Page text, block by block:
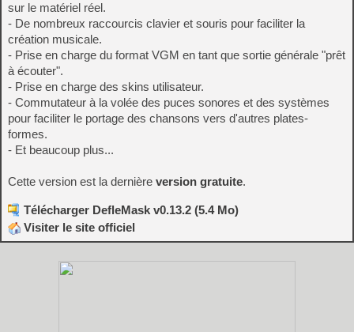
sur le matériel réel.
- De nombreux raccourcis clavier et souris pour faciliter la
création musicale.
- Prise en charge du format VGM en tant que sortie générale "prêt
à écouter".
- Prise en charge des skins utilisateur.
- Commutateur à la volée des puces sonores et des systèmes
pour faciliter le portage des chansons vers d'autres plates-
formes.
- Et beaucoup plus...
Cette version est la dernière version gratuite.
Télécharger DefleMask v0.13.2 (5.4 Mo)
Visiter le site officiel